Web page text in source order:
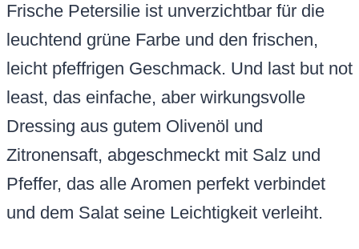
Frische Petersilie ist unverzichtbar für die
leuchtend grüne Farbe und den frischen,
leicht pfeffrigen Geschmack. Und last but not
least, das einfache, aber wirkungsvolle
Dressing aus gutem Olivenöl und
Zitronensaft, abgeschmeckt mit Salz und
Pfeffer, das alle Aromen perfekt verbindet
und dem Salat seine Leichtigkeit verleiht.